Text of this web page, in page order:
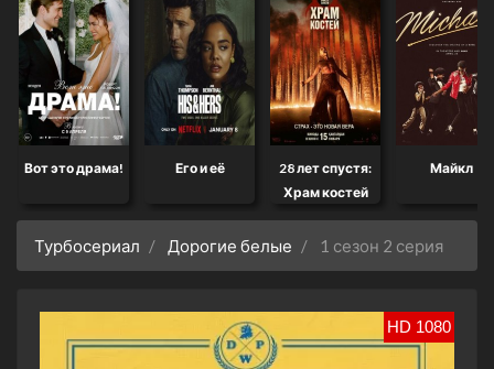
Вот это драма! Его и её
28 лет спустя:
Храм костей
Майкл
Турбосериал Дорогие белые 1 сезон 2 серия
HD 1080